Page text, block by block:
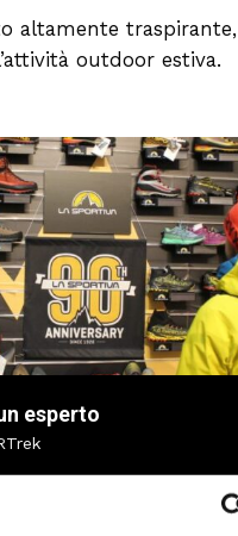
esperto
altamente traspirante,
outdoor estiva.